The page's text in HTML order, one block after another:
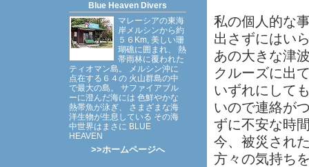
私の個人的な
出さずにはい
あの大きな津
クルーズに出
いずれにして
いので連絡が
ずに不安な時
今、被災され
方々の気持ち
Blue Heaven Divers
マレーシアの東海
岸メルシンから約
５６Km, 美しい珊
瑚礁に囲まれ、 熱
帯雨林に覆われた
ティオマン島。 メルシン沖に
点在する６４の 火山群島の中
で最大の島。 サファイアブル
ーに澄んだ海には 色鮮やかな
熱帯魚が泳ぎ、 さまざまな海
洋生物が生息している その海
中世界はまさに BLUE
HEAVEN
>>ホームページへ